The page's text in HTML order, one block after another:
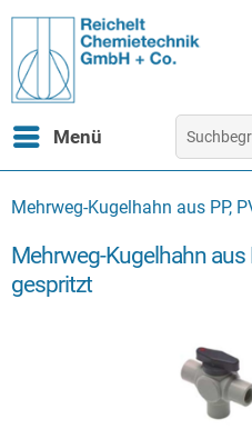
Menü
Mehrweg-Kugelhahn aus PP,
Mehrweg-Kugelhahn aus
gespritzt